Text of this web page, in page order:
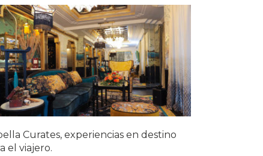
Curates, experiencias en destino
el viajero.